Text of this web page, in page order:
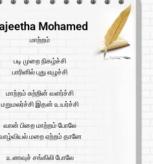
Mohamed
மாற்றம்
படி முறை நிகழ்ச்சி
பாரினில் புது எழுச்சி
மாற்றம் சுற்றின் வளர்ச்சி
மறுமலர்ச்சி இதன் ௨யர்ச்சி
வான் பிறை மாற்றம் போலே
மறை ஏற்றம் தானே
௨ணவுச் சங்கிலி போலே